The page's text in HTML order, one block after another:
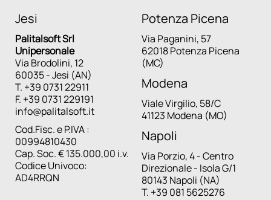
Jesi
Palitalsoft Srl
Unipersonale
Via Brodolini, 12
60035 - Jesi (AN)
T. +39 0731 22911
F. +39 0731 229191
info@palitalsoft.it
Cod.Fisc. e P.IVA :
00994810430
Cap. Soc. € 135.000,00 i.v.
Codice Univoco:
AD4RRQN
Potenza Picena
Via Paganini, 57
62018 Potenza Picena
(MC)
Modena
Viale Virgilio, 58/C
41123 Modena (MO)
Napoli
Via Porzio, 4 - Centro
Direzionale - Isola G/1
80143 Napoli (NA)
T. +39 081 5625276